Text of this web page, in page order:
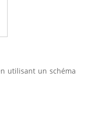
utilisant un schéma